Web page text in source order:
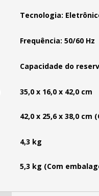
Tecnologia:
Frequência: 50/60 Hz
Capacidade do
35,0 x 16,0 x 42,0 cm
42,0 x 25,6 x 38,0 cm
4,3 kg
5,3 kg (Com